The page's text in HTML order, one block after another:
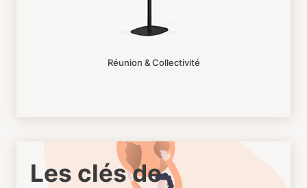
Réunion & Collectivité
Les clés de